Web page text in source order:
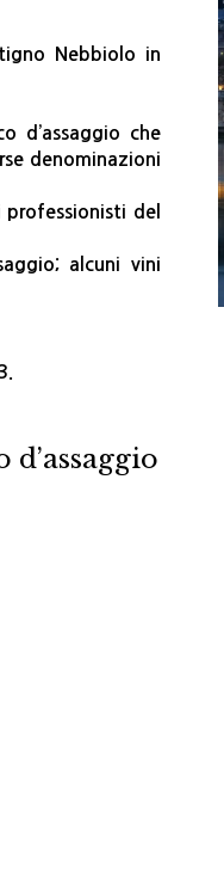
Nebbiolo in
d’assaggio che
denominazioni
del
alcuni vini